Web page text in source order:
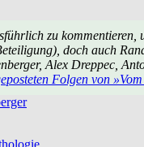
zu kommentieren,
doch auch
Alex Dreppec,
Folgen von